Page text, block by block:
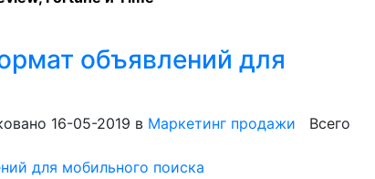
объявлений для
16-05-2019 в Маркетинг продажи Всего